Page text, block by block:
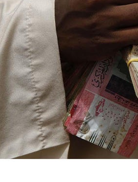
أوراق بحثية